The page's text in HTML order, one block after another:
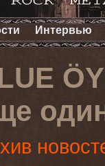
Интервью